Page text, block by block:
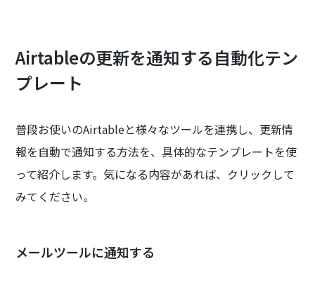
Airtableの更新を通知する自動化テン
プレート
普段お使いのAirtableと様々なツールを連携し、更新情
報を自動で通知する方法を、具体的なテンプレートを使
って紹介します。気になる内容があれば、クリックして
みてください。
メールツールに通知する